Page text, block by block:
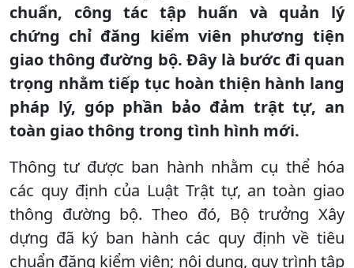
chuẩn, công tác tập huấn và quản lý
chứng chỉ đăng kiểm viên phương tiện
giao thông đường bộ. Đây là bước đi quan
trọng nhằm tiếp tục hoàn thiện hành lang
pháp lý, góp phần bảo đảm trật tự, an
toàn giao thông trong tình hình mới.
Thông tư được ban hành nhằm cụ thể hóa
các quy định của Luật Trật tự, an toàn giao
thông đường bộ. Theo đó, Bộ trưởng Xây
dựng đã ký ban hành các quy định về tiêu
chuẩn đăng kiểm viên; nội dung, quy trình tập